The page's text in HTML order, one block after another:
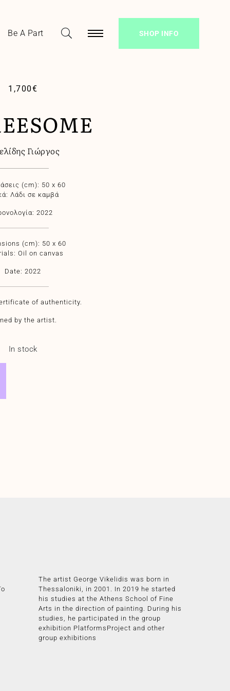
Be A Part SHOP INFO
1,700€
Γιώργος
(cm): 50 x 60
Λάδι σε καμβά
2022
(cm): 50 x 60
Oil on canvas
Date: 2022
of authenticity.
by the artist.
In stock
The artist George Vikelidis was born in
Thessaloniki, in 2001. In 2019 he started
his studies at the Athens School of Fine
Arts in the direction of painting. During his
studies, he participated in the group
exhibition PlatformsProject and other
group exhibitions